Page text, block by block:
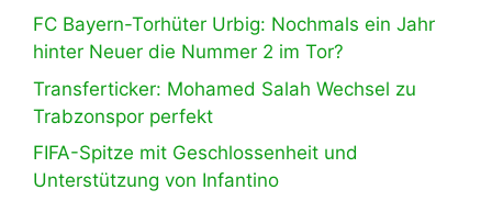
FC Bayern-Torhüter Urbig: Nochmals ein Jahr
hinter Neuer die Nummer 2 im Tor?
Transferticker: Mohamed Salah Wechsel zu
Trabzonspor perfekt
FIFA-Spitze mit Geschlossenheit und
Unterstützung von Infantino